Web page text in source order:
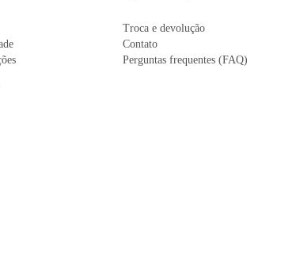
Troca e devolução
Contato
Perguntas frequentes (FAQ)